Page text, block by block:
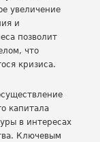
увеличение
и
позволит
что
кризиса.
капитала
в интересах
Ключевым